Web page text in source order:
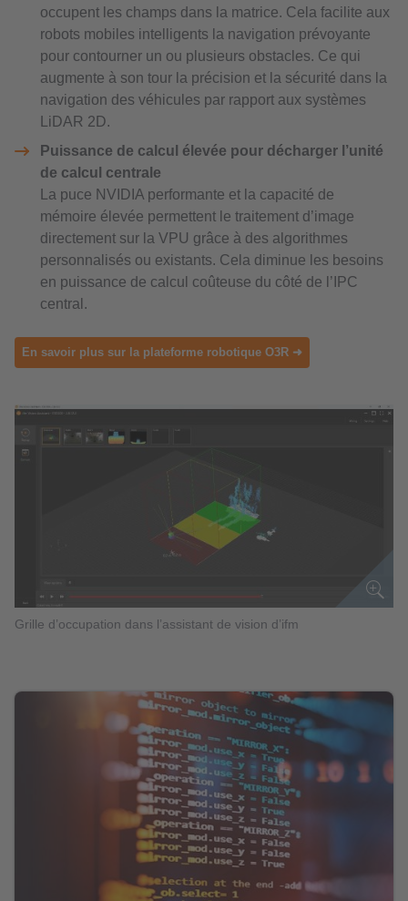
occupent les champs dans la matrice. Cela facilite aux
robots mobiles intelligents la navigation prévoyante
pour contourner un ou plusieurs obstacles. Ce qui
augmente à son tour la précision et la sécurité dans la
navigation des véhicules par rapport aux systèmes
LiDAR 2D.
Puissance de calcul élevée pour décharger l’unité
de calcul centrale
La puce NVIDIA performante et la capacité de
mémoire élevée permettent le traitement d’image
directement sur la VPU grâce à des algorithmes
personnalisés ou existants. Cela diminue les besoins
en puissance de calcul coûteuse du côté de l’IPC
central.
En savoir plus sur la plateforme robotique O3R ➜
Grille d’occupation dans l’assistant de vision d’ifm